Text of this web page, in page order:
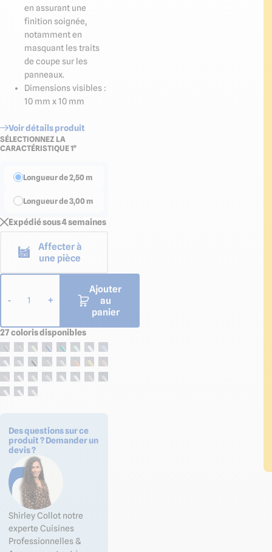
en assurant une
finition soignée,
notamment en
masquant les traits
de coupe sur les
panneaux.
Dimensions visibles :
10 mm x 10 mm
Voir détails produit
SÉLECTIONNEZ LA
CARACTÉRISTIQUE 1*
Longueur de 2,50 m
Longueur de 3,00 m
Expédié sous 4 semaines
Affecter à
une pièce
- 1 +
Ajouter
au
panier
27 coloris disponibles
Des questions sur ce
produit ? Demander un
devis ?
Shirley Collot notre
experte Cuisines
Professionnelles &